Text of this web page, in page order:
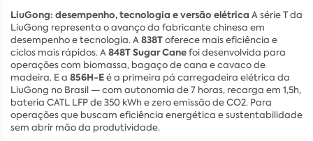
LiuGong: desempenho, tecnologia e versão elétrica A série T da
LiuGong representa o avanço da fabricante chinesa em
desempenho e tecnologia. A838Toferece mais eficiência e
ciclos mais rápidos. A848T Sugar Canefoi desenvolvida para
operações com biomassa, bagaço de cana e cavaco de
madeira. E a 856H-Eé a primeira pá carregadeira elétrica da
LiuGong no Brasil — com autonomia de 7 horas, recarga em 1,5h,
bateria CATL LFP de 350 kWh e zero emissão de CO2. Para
operações que buscam eficiência energética e sustentabilidade
sem abrir mão da produtividade.